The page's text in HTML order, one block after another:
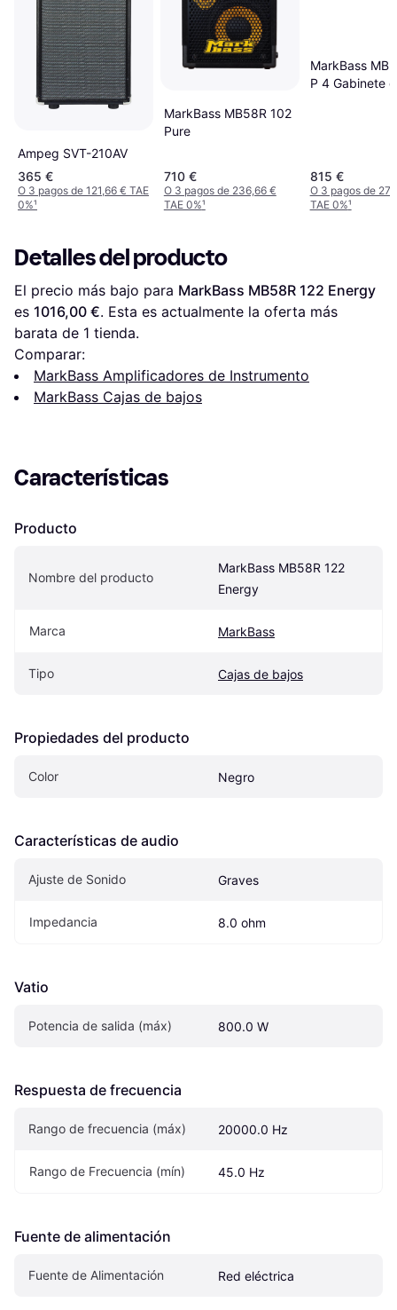
Ampeg SVT-210AV
365 €
O 3 pagos de 121,66 € TAE
0%¹
MarkBass MB58R 102
Pure
710 €
O 3 pagos de 236,66 €
TAE 0%¹
MarkBass
P 4 Gabinete
815 €
O 3 pagos de
TAE 0%¹
Detalles del producto
El precio más bajo para MarkBass MB58R 122 Energy
es 1016,00 €. Esta es actualmente la oferta más
barata de 1 tienda.
Comparar:
MarkBass Amplificadores de Instrumento
MarkBass Cajas de bajos
Características
Producto
Nombre del producto
MarkBass MB58R 122
Energy
Marca MarkBass
Tipo Cajas de bajos
Propiedades del producto
Color Negro
Características de audio
Ajuste de Sonido Graves
Impedancia 8.0 ohm
Vatio
Potencia de salida (máx) 800.0 W
Respuesta de frecuencia
Rango de frecuencia (máx) 20000.0 Hz
Rango de Frecuencia (mín) 45.0 Hz
Fuente de alimentación
Fuente de Alimentación Red eléctrica